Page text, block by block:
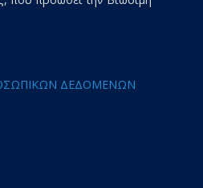
ΔΕΔΟΜΕΝΩΝ